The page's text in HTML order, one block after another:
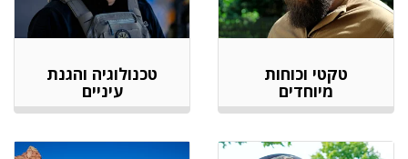
טקטי וכוחות
מיוחדים
טכנולוגיה והגנת
עיניים